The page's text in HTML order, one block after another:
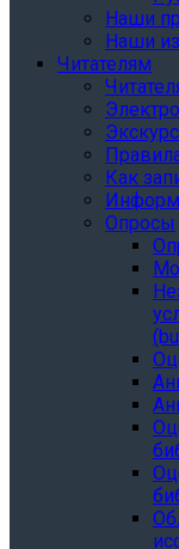
Наши
Наши
Читателям
Как
Опросы